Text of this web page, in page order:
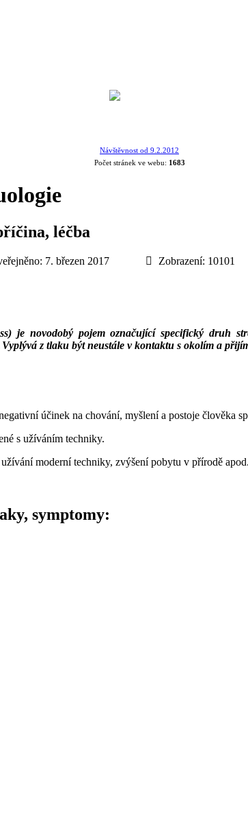
Návštěvnost od 9.2.2012
Počet stránek ve webu: 1683
léčba
7. březen 2017
Zobrazení: 10101
je novodobý pojem označující specifický druh
z tlaku být neustále v kontaktu s okolím a
účinek na chování, myšlení a postoje člověka
s užíváním techniky.
moderní techniky, zvýšení pobytu v přírodě apod.
symptomy: